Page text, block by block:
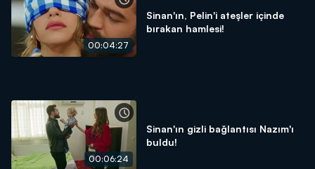
00:04:27
Sinan'ın, Pelin'i ateşler içinde
bırakan hamlesi!
00:06:24
Sinan'ın gizli bağlantısı Nazım'ı
buldu!